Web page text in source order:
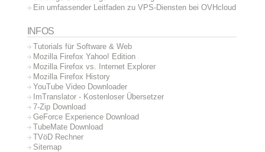
Ein umfassender Leitfaden zu VPS-Diensten bei OVHcloud
INFOS
Tutorials für Software & Web
Mozilla Firefox Yahoo! Edition
Mozilla Firefox vs. Internet Explorer
Mozilla Firefox History
YouTube Video Downloader
ImTranslator - Kostenloser Übersetzer
7-Zip Download
GeForce Experience Download
TubeMate Download
TVöD Rechner
Sitemap